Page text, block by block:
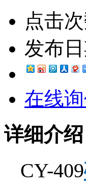
点击次
发布日
在线
详细介绍
CY-409